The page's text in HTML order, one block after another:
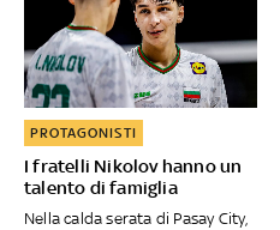
I fratelli Nikolov hanno un
talento di famiglia
PROTAGONISTI
Nella calda serata di Pasay City,